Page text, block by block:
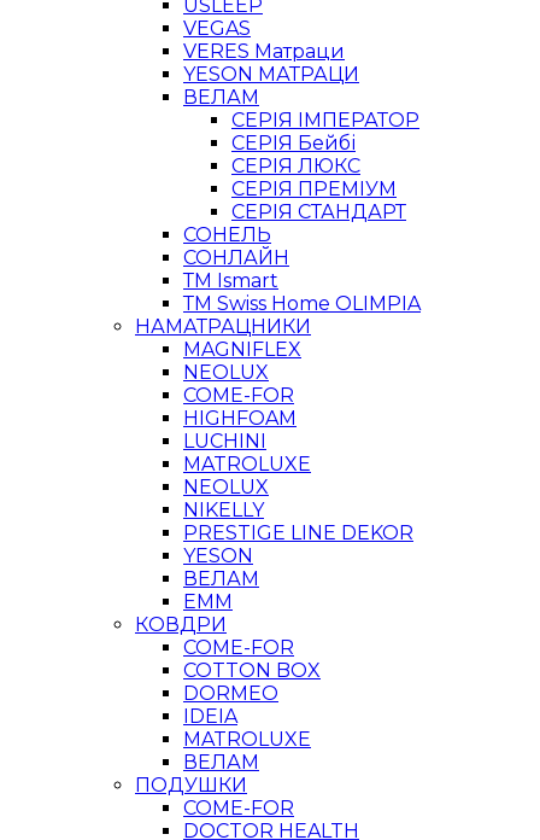
USLEEP
VEGAS
VERES Матраци
YESON МАТРАЦИ
ВЕЛАМ
СЕРІЯ ІМПЕРАТОР
СЕРІЯ Бейбі
СЕРІЯ ЛЮКС
СЕРІЯ ПРЕМІУМ
СЕРІЯ СТАНДАРТ
СОНЕЛЬ
СОНЛАЙН
ТМ Ismart
ТМ Swiss Home OLIMPIA
НАМАТРАЦНИКИ
MAGNIFLEX
NEOLUX
COME-FOR
HIGHFOAM
LUCHINI
MATROLUXE
NEOLUX
NIKELLY
PRESTIGE LINE DEKOR
YESON
ВЕЛАМ
ЕММ
КОВДРИ
COME-FOR
COTTON BOX
DORMEO
IDEIA
MATROLUXE
ВЕЛАМ
ПОДУШКИ
COME-FOR
DOCTOR HEALTH